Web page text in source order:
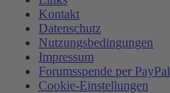
Kontakt
Datenschutz
Nutzungsbedingungen
Impressum
Forumsspende per PayPal
Cookie-Einstellungen